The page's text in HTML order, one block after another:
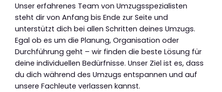
Unser erfahrenes Team von Umzugsspezialisten
steht dir von Anfang bis Ende zur Seite und
unterstützt dich bei allen Schritten deines Umzugs.
Egal ob es um die Planung, Organisation oder
Durchführung geht – wir finden die beste Lösung für
deine individuellen Bedürfnisse. Unser Ziel ist es, dass
du dich während des Umzugs entspannen und auf
unsere Fachleute verlassen kannst.